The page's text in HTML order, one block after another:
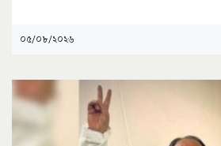
০৫/০৮/২০২৬